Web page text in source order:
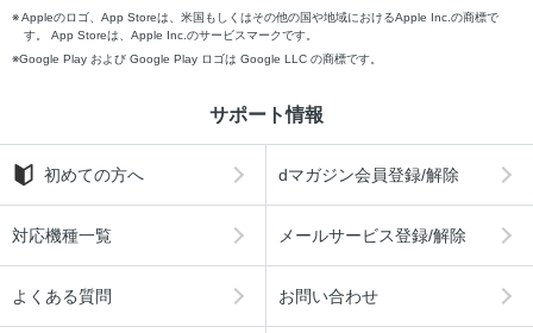
Appleのロゴ、App Storeは、米国もしくはその他の国や地域におけるApple Inc.の商標で
す。 App Storeは、Apple Inc.のサービスマークです。
Google Play および Google Play ロゴは Google LLC の商標です。
サポート情報
初めての方へ dマガジン会員登録/解除
対応機種一覧 メールサービス登録/解除
よくある質問 お問い合わせ